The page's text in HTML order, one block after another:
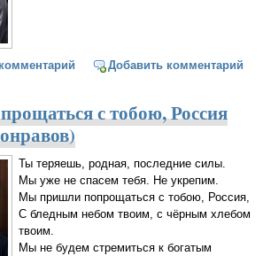
к финалу. Протоиерей Андрей
Добавить комментарий
с тобою, Россия
Ты теряешь, родная, последние силы.
Мы уже не спасем тебя. Не укрепим.
Мы пришли попрощаться с тобою, Россия,
С бледным небом твоим, с чёрным хлебом
твоим.
Мы не будем стремиться к богатым